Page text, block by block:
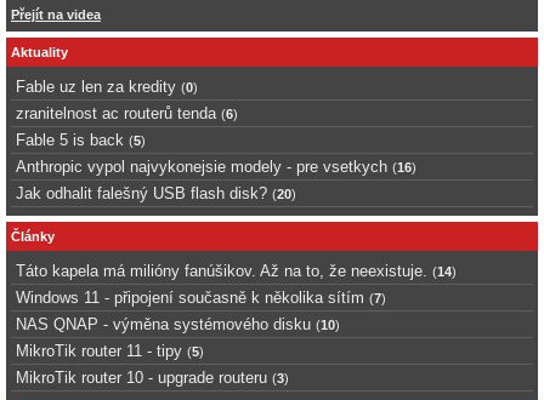
Přejít na videa
Aktuality
Fable uz len za kredity (0)
zranitelnost ac routerů tenda (6)
Fable 5 is back (5)
Anthropic vypol najvykonejsie modely - pre vsetkych (16)
Jak odhalit falešný USB flash disk? (20)
Články
Táto kapela má milióny fanúšikov. Až na to, že neexistuje. (14)
Windows 11 - připojení současně k několika sítím (7)
NAS QNAP - výměna systémového disku (10)
MikroTik router 11 - tipy (5)
MikroTik router 10 - upgrade routeru (3)